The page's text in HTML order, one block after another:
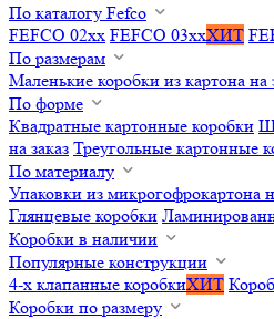
По каталогу Fefco
FEFCO 02xx FEFCO 03xxХИТ
По размерам
Маленькие коробки из картона на
По форме
Квадратные картонные коробки
на заказ Треугольные картонные
По материалу
Упаковки из микрогофрокартона
Глянцевые коробки
Коробки в наличии
Популярные конструкции
4-х клапанные коробкиХИТ
Коробки по размеру